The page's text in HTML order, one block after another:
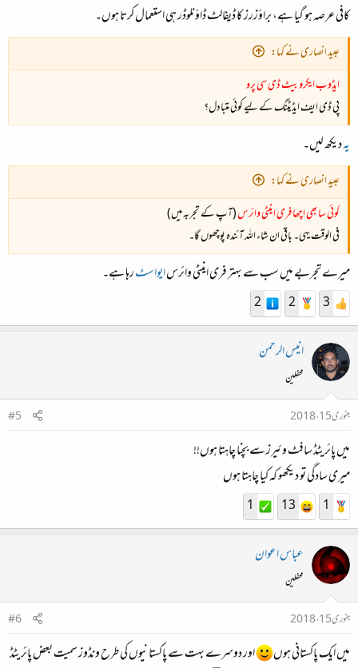
کافی عرصہ ہو گیا ہے، براؤزرز کا ڈیفالٹ ڈاؤنلوڈر ہی استعمال کرتا ہوں۔
عبید انصاری نے کہا:
ایڈوب ایکروبیٹ ڈی سی پرو
پی ڈی ایف ایڈیٹنگ کے لیے کوئی متبادل؟
یہدیکھ لیں۔
عبید انصاری نے کہا:
کوئی سا بھی اچھا فری اینٹی وائرس(آپ کے تجربہ میں)
فی الوقت یہی۔ باقی ان شاء اللہ آئندہ پوچھوں گا۔
میرے تجربے میں سب سے بہتر فری اینٹی وائرسایواسٹرہا ہے۔
3
2
2
انیس الرحمن
محفلین
جنوری 15، 2018
#5
میں پائریٹڈ سافٹ وئیرز سے بچنا چاہتا ہوں!!
میری سادگی تو دیکھو کہ کیا چاہتا ہوں
1
13
1
عباس اعوان
محفلین
جنوری 15، 2018
#6
میں ایک پاکستانی ہوں
اور دوسرے بہت سے پاکستانیوں کی طرح ونڈوز سمیت بعض پائریٹڈ